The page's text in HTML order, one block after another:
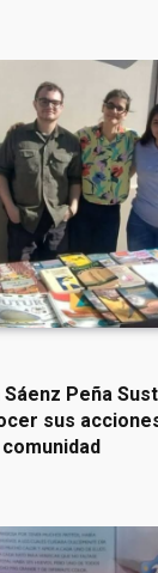
Sáenz Peña
sus